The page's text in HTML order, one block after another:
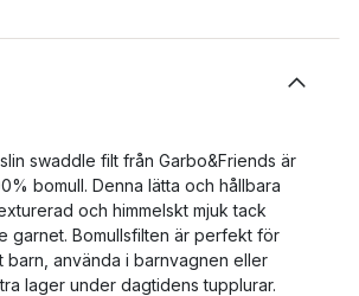
swaddle filt från Garbo&Friends är
bomull. Denna lätta och hållbara
och himmelskt mjuk tack
garnet. Bomullsfilten är perfekt för
barn, använda i barnvagnen eller
lager under dagtidens tupplurar.